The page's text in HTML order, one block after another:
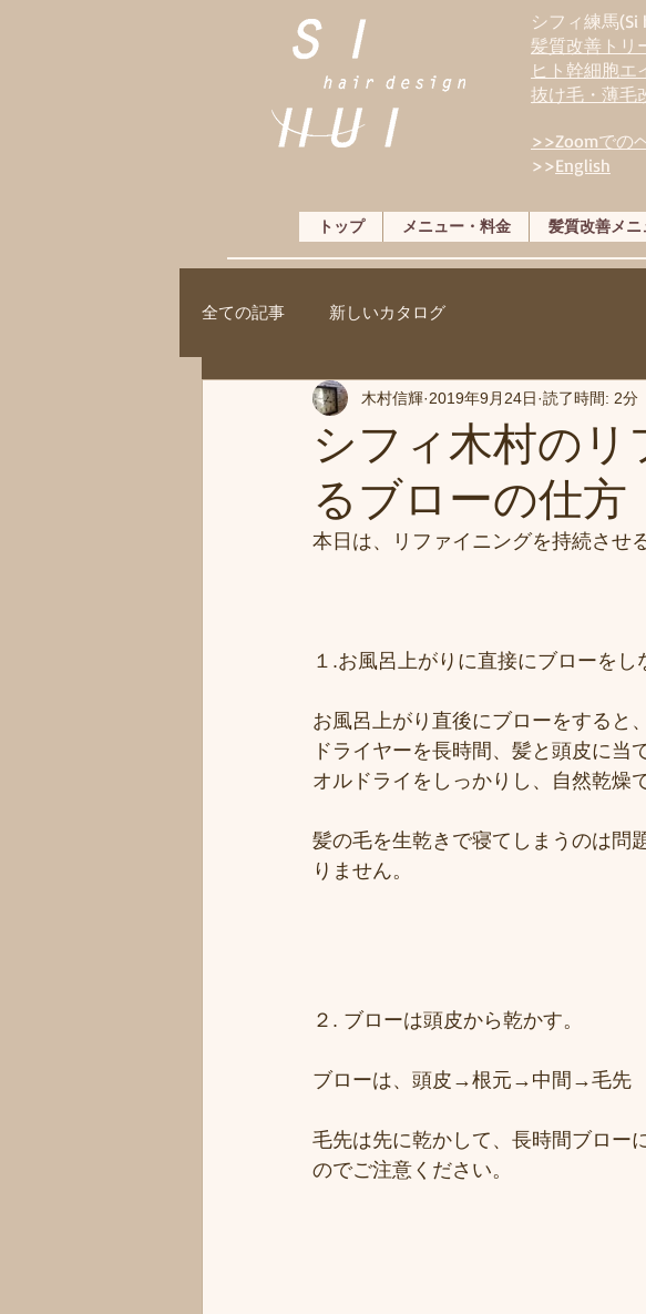
シフィ練馬(Si
髪質改善トリ
ヒト幹細胞エ
抜け毛・薄毛
>>Zoomでの
>>English
トップ メニュー・料金 髪質改善メニ
全ての記事 新しいカタログ
シフィ木村の
るブローの仕方
木村信輝 2019年9月24日 読了時間: 2分
本日は、リファイニングを持続させ
１.お風呂上がりに直接にブローをし
お風呂上がり直後にブローをすると
ドライヤーを長時間、髪と頭皮に
オルドライをしっかりし、自然乾燥
髪の毛を生乾きで寝てしまうのは問
りません。
２. ブローは頭皮から乾かす。
ブローは、頭皮→根元→中間→毛先　
毛先は先に乾かして、長時間ブロー
のでご注意ください。